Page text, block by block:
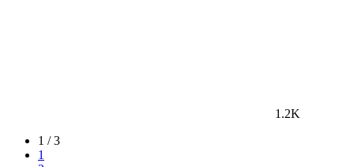
1.2K
1 / 3
1